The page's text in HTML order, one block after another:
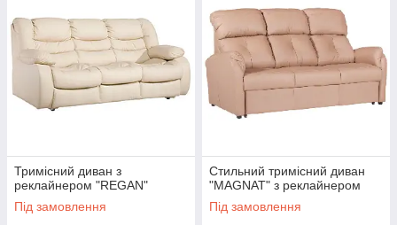
Тримісний диван з
реклайнером "REGAN"
Під замовлення
Стильний тримісний диван
"MAGNAT" з реклайнером
Під замовлення